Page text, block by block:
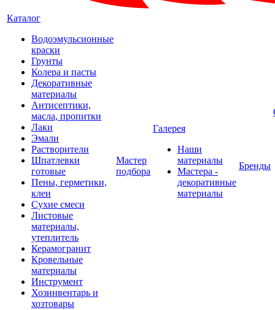
Каталог
Водоэмульсионные
краски
Грунты
Колера и пасты
Декоративные
материалы
Антисептики,
масла, пропитки
Лаки
Эмали
Растворители
Шпатлевки
готовые
Пены, герметики,
клеи
Сухие смеси
Листовые
материалы,
утеплитель
Керамогранит
Кровельные
материалы
Инструмент
Хозинвентарь и
хозтовары
Мастер
подбора
Галерея
Наши
материалы
Мастера -
декоративные
материалы
Бренды